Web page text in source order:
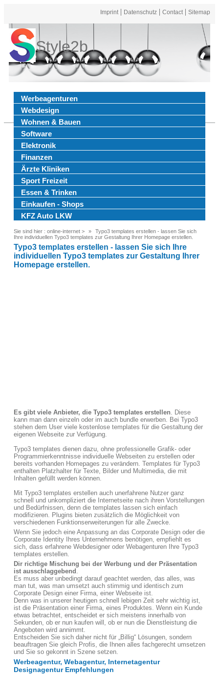
Imprint Datenschutz Contact Sitemap
Style2b
Werbeagenturen
Webdesign
Wohnen & Bauen
Software
Elektronik
Finanzen
Ärzte Kliniken
Sport Freizeit
Essen & Trinken
Einkaufen - Shops
KFZ Auto LKW
Sie sind hier : online-internet >
Typo3 templates erstellen - lassen Sie sich
Ihre individuellen Typo3 templates zur Gestaltung Ihrer Homepage erstellen.
Typo3 templates erstellen - lassen Sie sich Ihre
individuellen Typo3 templates zur Gestaltung Ihrer
Homepage erstellen.
Es gibt viele Anbieter, die Typo3 templates erstellen. Diese
kann man dann einzeln oder im auch bundle erwerben. Bei Typo3
stehen dem User viele kostenlose templates für die Gestaltung der
eigenen Webseite zur Verfügung.
Typo3 templates dienen dazu, ohne professionelle Grafik- oder
Programmierkenntnisse individuelle Webseiten zu erstellen oder
bereits vorhanden Homepages zu verändern. Templates für Typo3
enthalten Platzhalter für Texte, Bilder und Multimedia, die mit
Inhalten gefüllt werden können.
Mit Typo3 templates erstellen auch unerfahrene Nutzer ganz
schnell und unkompliziert die Internetseite nach ihren Vorstellungen
und Bedürfnissen, denn die templates lassen sich einfach
modifizieren. Plugins bieten zusätzlich die Möglichkeit von
verschiedenen Funktionserweiterungen für alle Zwecke.
Wenn Sie jedoch eine Anpassung an das Corporate Design oder die
Corporate Identity Ihres Unternehmens benötigen, empfiehlt es
sich, dass erfahrene Webdesigner oder Webagenturen Ihre Typo3
templates erstellen.
Dir richtige Mischung bei der Werbung und der Präsentation
ist ausschlaggebend .
Es muss aber unbedingt darauf geachtet werden, das alles, was
man tut, was man umsetzt auch stimmig und identisch zum
Corporate Design einer Firma, einer Webseite ist.
Denn was in unserer heutigen schnell lebigen Zeit sehr wichtig ist,
ist die Präsentation einer Firma, eines Produktes. Wenn ein Kunde
etwas betrachtet, entscheidet er sich meistens innerhalb von
Sekunden, ob er nun kaufen will, ob er nun die Dienstleistung die
Angeboten wird annimmt.
Entscheiden Sie sich daher nicht für „Billig“ Lösungen, sondern
beauftragen Sie gleich Profis, die Ihnen alles fachgerecht umsetzen
und Sie so gekonnt in Szene setzen.
Werbeagentur, Webagentur, Internetagentur
Designagentur Empfehlungen